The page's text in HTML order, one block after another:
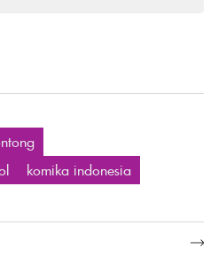
komika indonesia